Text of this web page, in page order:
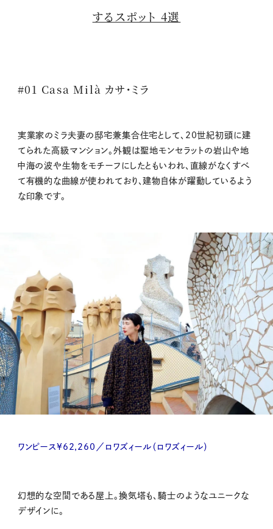
するスポット 4選
#01 Casa Milà カサ・ミラ
実業家のミラ夫妻の邸宅兼集合住宅として、20世紀初頭に建
てられた高級マンション。外観は聖地モンセラットの岩山や地
中海の波や生物をモチーフにしたともいわれ、直線がなくすべ
て有機的な曲線が使われており、建物自体が躍動しているよう
な印象です。
ワンピース¥62,260／ロワズィール（ロワズィール）
幻想的な空間である屋上。換気塔も、騎士のようなユニークな
デザインに。